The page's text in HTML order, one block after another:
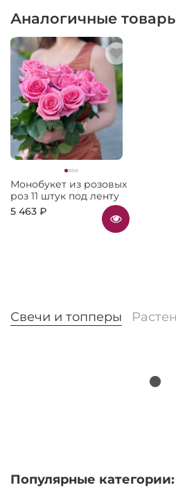
Аналогичные
Монобукет из розовых
роз 11 штук под ленту
5 463 ₽
Свечи и топперы
Популярные категории: